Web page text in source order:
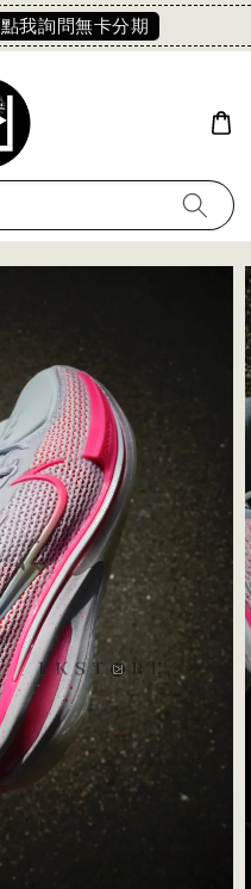
點我詢問無卡分期